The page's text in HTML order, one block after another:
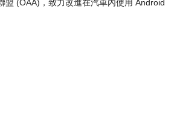
盟 (OAA)，致力改進在汽車內使用 Android